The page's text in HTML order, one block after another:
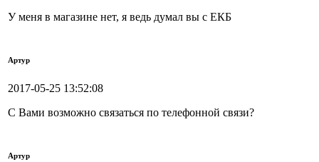
У меня в магазине нет, я ведь думал вы с ЕКБ
Артур
2017-05-25 13:52:08
С Вами возможно связаться по телефонной связи?
Артур